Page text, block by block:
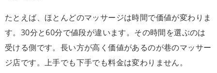
たとえば、ほとんどのマッサージは時間で価値が変わりま
す。30分と60分で値段が違います。その時間を選ぶのは
受ける側です。長い方が高く価値があるのが巷のマッサー
ジ店です。上手でも下手でも料金は変わりません。